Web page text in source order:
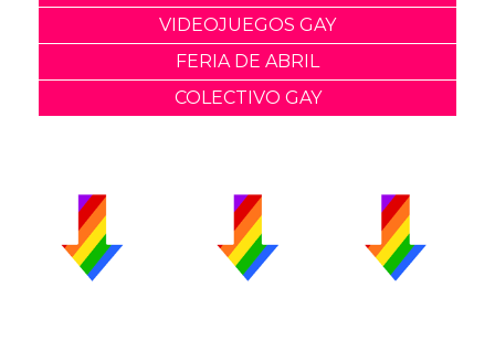
VIDEOJUEGOS GAY
FERIA DE ABRIL
COLECTIVO GAY